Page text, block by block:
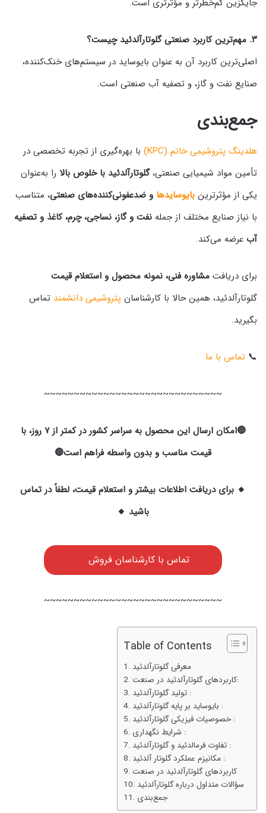
جایگزین کم‌خطرتر و مؤثرتری است.
۳. مهم‌ترین کاربرد صنعتی گلوتارآلدئید چیست؟
اصلی‌ترین کاربرد آن به عنوان بایوساید در سیستم‌های خنک‌کننده،
صنایع نفت و گاز، و تصفیه آب صنعتی است.
جمع‌بندی
هلدینگ پتروشیمی خاتم (KPC)
با بهره‌گیری از تجربه تخصصی در
تأمین مواد شیمیایی صنعتی،گلوتارآلدئید با خلوص بالا را به‌عنوان
یکی از مؤثرترین بایوسایدها و ضدعفونی‌کننده‌های صنعتی، متناسب
با نیاز صنایع مختلف از جمله نفت و گاز، نساجی، چرم، کاغذ و تصفیه
آب عرضه می‌کند.
برای دریافت مشاوره فنی، نمونه محصول و استعلام قیمت
گلوتارآلدئید، همین حالا با کارشناسان پتروشیمی دانشمند تماس
بگیرید.
📞 تماس با ما
~~~~~~~~~~~~~~~~~~~~~~~~~~~~~~
🔴امکان ارسال این محصول به سراسر کشور در کمتر از ۷ روز، با
قیمت مناسب و بدون واسطه فراهم است🔴
🔸 برای دریافت اطلاعات بیشتر و استعلام قیمت، لطفاً در تماس
باشید 🔸
تماس با کارشناسان فروش
~~~~~~~~~~~~~~~~~~~~~~~~~~~~~~
Table of Contents
معرفی گلوتارآلدئید
کاربردهای گلوتارآلدئید در صنعت:
تولید گلوتارآلدئید :
بایوساید بر پایه گلوتارآلدئید :
خصوصیات فیزیکی گلوتارآلدئید :
شرایط نگهداری :
تفاوت فرمالدئید و گلوتارآلدئید :
مکانیزم عملکرد گلوتار آلدئید :
کاربردهای گلوتارآلدئید در صنعت
سؤالات متداول درباره گلوتارآلدئید
جمع‌بندی